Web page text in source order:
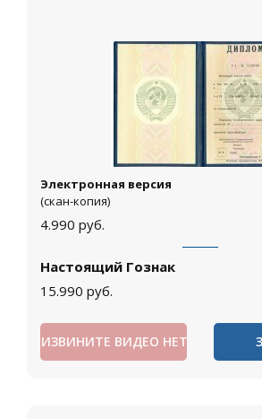
Электронная версия
(скан-копия)
4.990 руб.
Настоящий Гознак
15.990 руб.
ИЗВИНИТЕ ВИДЕО НЕТ